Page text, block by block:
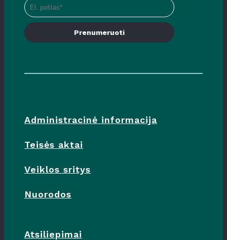
Prenumeruoti
Administracinė informacija
Teisės aktai
Veiklos sritys
Nuorodos
Atsiliepimai